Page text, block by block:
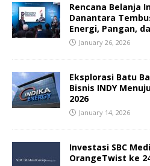
Rencana Belanja
Danantara
Energi, Pangan,
January 26, 2026
Eksplorasi Batu
Bisnis INDY
2026
January 14, 2026
Investasi SBC
OrangeTwist ke